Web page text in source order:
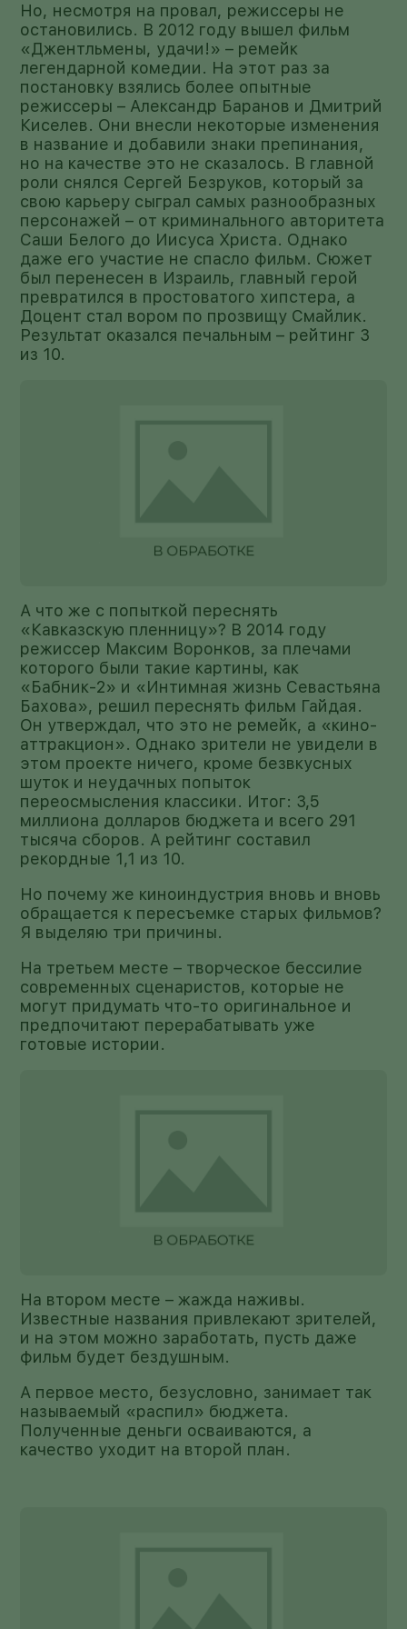
Но, несмотря на провал, режиссеры не
остановились. В 2012 году вышел фильм
«Джентльмены, удачи!» – ремейк
легендарной комедии. На этот раз за
постановку взялись более опытные
режиссеры – Александр Баранов и Дмитрий
Киселев. Они внесли некоторые изменения
в название и добавили знаки препинания,
но на качестве это не сказалось. В главной
роли снялся Сергей Безруков, который за
свою карьеру сыграл самых разнообразных
персонажей – от криминального авторитета
Саши Белого до Иисуса Христа. Однако
даже его участие не спасло фильм. Сюжет
был перенесен в Израиль, главный герой
превратился в простоватого хипстера, а
Доцент стал вором по прозвищу Смайлик.
Результат оказался печальным – рейтинг 3
из 10.
А что же с попыткой переснять
«Кавказскую пленницу»? В 2014 году
режиссер Максим Воронков, за плечами
которого были такие картины, как
«Бабник-2» и «Интимная жизнь Севастьяна
Бахова», решил переснять фильм Гайдая.
Он утверждал, что это не ремейк, а «кино-
аттракцион». Однако зрители не увидели в
этом проекте ничего, кроме безвкусных
шуток и неудачных попыток
переосмысления классики. Итог: 3,5
миллиона долларов бюджета и всего 291
тысяча сборов. А рейтинг составил
рекордные 1,1 из 10.
Но почему же киноиндустрия вновь и вновь
обращается к пересъемке старых фильмов?
Я выделяю три причины.
На третьем месте – творческое бессилие
современных сценаристов, которые не
могут придумать что-то оригинальное и
предпочитают перерабатывать уже
готовые истории.
На втором месте – жажда наживы.
Известные названия привлекают зрителей,
и на этом можно заработать, пусть даже
фильм будет бездушным.
А первое место, безусловно, занимает так
называемый «распил» бюджета.
Полученные деньги осваиваются, а
качество уходит на второй план.